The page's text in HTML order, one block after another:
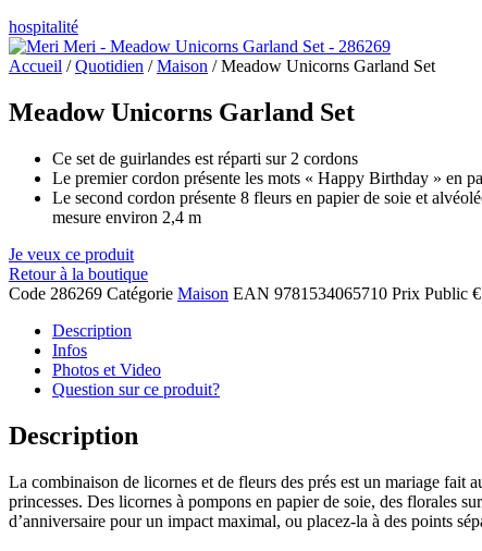
hospitalité
Accueil /Quotidien /Maison / Meadow Unicorns Garland Set
Meadow Unicorns Garland Set
Ce set de guirlandes est réparti sur 2 cordons
Le premier cordon présente les mots « Happy Birthday » en
Le second cordon présente 8 fleurs en papier de soie et
mesure environ 2,4 m
Je veux ce produit
Retour à la boutique
Code 286269 Catégorie Maison EAN 9781534065710 Prix Public
Description
Infos
Photos et Video
Question sur ce produit?
Description
La combinaison de licornes et de fleurs des prés est un mariage
princesses. Des licornes à pompons en papier de soie, des florales
d’anniversaire pour un impact maximal, ou placez-la à des points